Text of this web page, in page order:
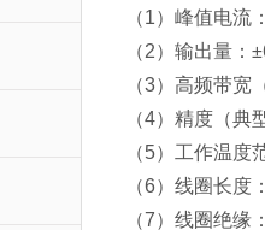
（1）峰值电流
（2）输出量：
（3）高频带宽
（4）精度（
（5）工作温
（6）线圈长度
（7）线圈绝缘